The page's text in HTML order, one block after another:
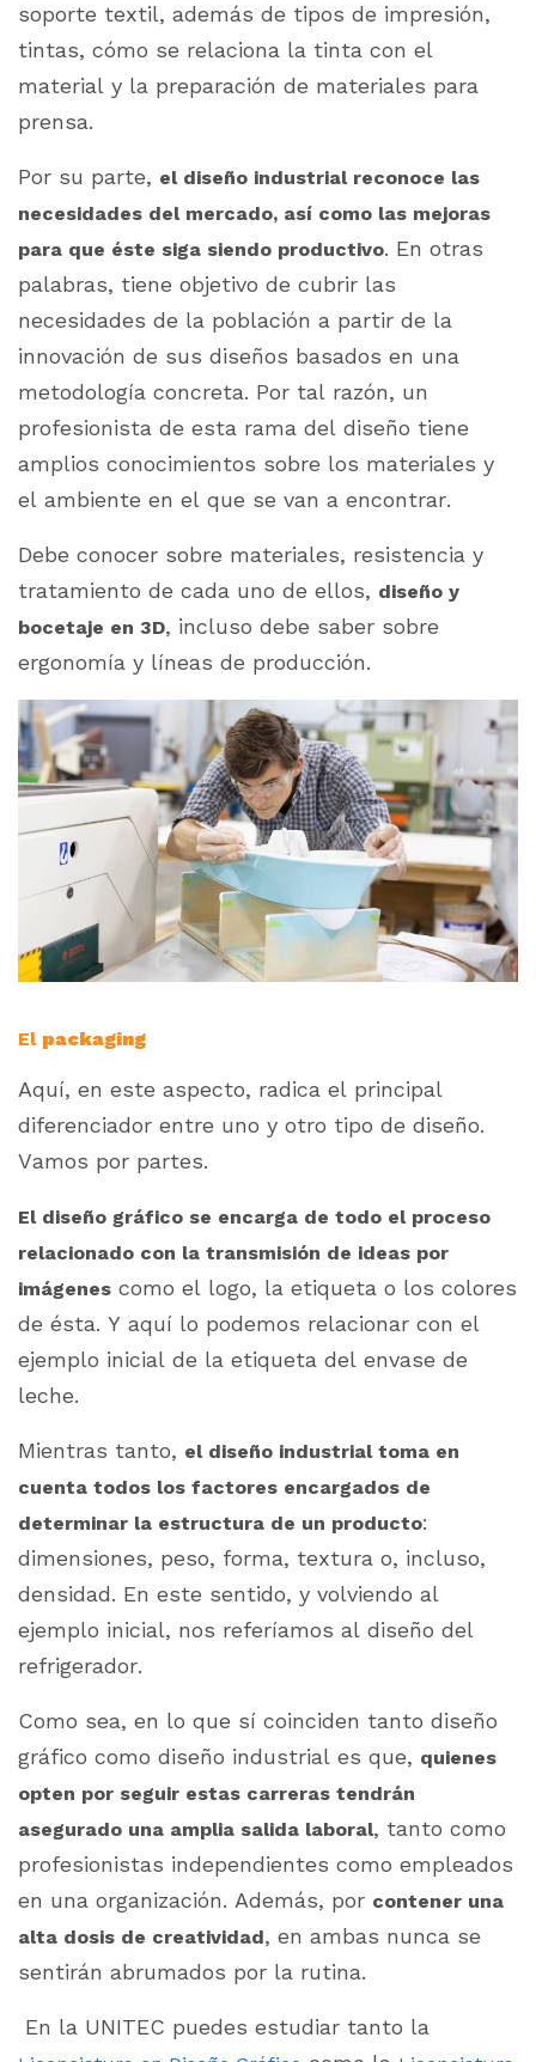
soporte textil, además de tipos de impresión,
tintas, cómo se relaciona la tinta con el
material y la preparación de materiales para
prensa.
Por su parte, el diseño industrial reconoce las
necesidades del mercado, así como las mejoras
para que éste siga siendo productivo. En otras
palabras, tiene objetivo de cubrir las
necesidades de la población a partir de la
innovación de sus diseños basados en una
metodología concreta. Por tal razón, un
profesionista de esta rama del diseño tiene
amplios conocimientos sobre los materiales y
el ambiente en el que se van a encontrar.
Debe conocer sobre materiales, resistencia y
tratamiento de cada uno de ellos, diseño y
bocetaje en 3D, incluso debe saber sobre
ergonomía y líneas de producción.
El packaging
Aquí, en este aspecto, radica el principal
diferenciador entre uno y otro tipo de diseño.
Vamos por partes.
El diseño gráfico se encarga de todo el proceso
relacionado con la transmisión de ideas por
imágenes como el logo, la etiqueta o los colores
de ésta. Y aquí lo podemos relacionar con el
ejemplo inicial de la etiqueta del envase de
leche.
Mientras tanto, el diseño industrial toma en
cuenta todos los factores encargados de
determinar la estructura de un producto:
dimensiones, peso, forma, textura o, incluso,
densidad. En este sentido, y volviendo al
ejemplo inicial, nos referíamos al diseño del
refrigerador.
Como sea, en lo que sí coinciden tanto diseño
gráfico como diseño industrial es que, quienes
opten por seguir estas carreras tendrán
asegurado una amplia salida laboral, tanto como
profesionistas independientes como empleados
en una organización. Además, por contener una
alta dosis de creatividad, en ambas nunca se
sentirán abrumados por la rutina.
En la UNITEC puedes estudiar tanto la